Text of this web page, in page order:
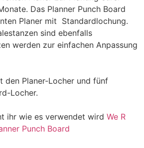
Das Planner Punch Board
Planer mit Standardlochung.
sind ebenfalls
werden zur einfachen Anpassung
den Planer-Locher und fünf
Locher.
ihr wie es verwendet wird We R
Punch Board